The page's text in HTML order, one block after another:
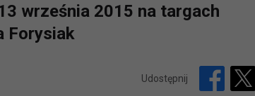
września 2015 na targach
Forysiak
Udostępnij